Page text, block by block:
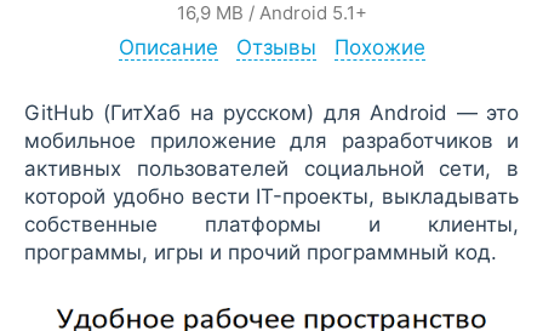
16,9 MB / Android 5.1+
Описание Отзывы Похожие
GitHub (ГитХаб на русском) для Android — это
мобильное приложение для разработчиков и
активных пользователей социальной сети, в
которой удобно вести IT-проекты, выкладывать
собственные платформы и клиенты,
программы, игры и прочий программный код.